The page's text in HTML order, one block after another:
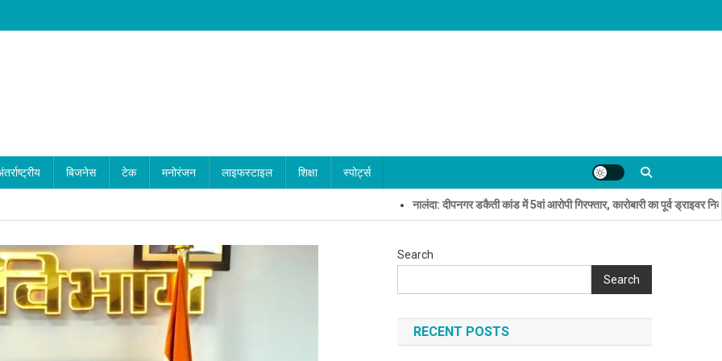
बिजनेस टेक मनोरंजन लाइफस्टाइल शिक्षा स्पोर्ट्स
नालंदा: दीपनगर डकैती कांड में 5वां आरोपी गिरफ्तार, कारोबारी का पूर्व ड्राइवर निकला ‘लाइनर’
Search
Search
RECENT POSTS